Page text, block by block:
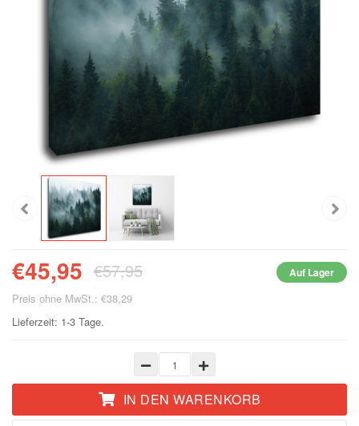
€45,95 €57,95 Auf Lager
Preis ohne MwSt.: €38,29
Lieferzeit: 1-3 Tage.
IN DEN WARENKORB